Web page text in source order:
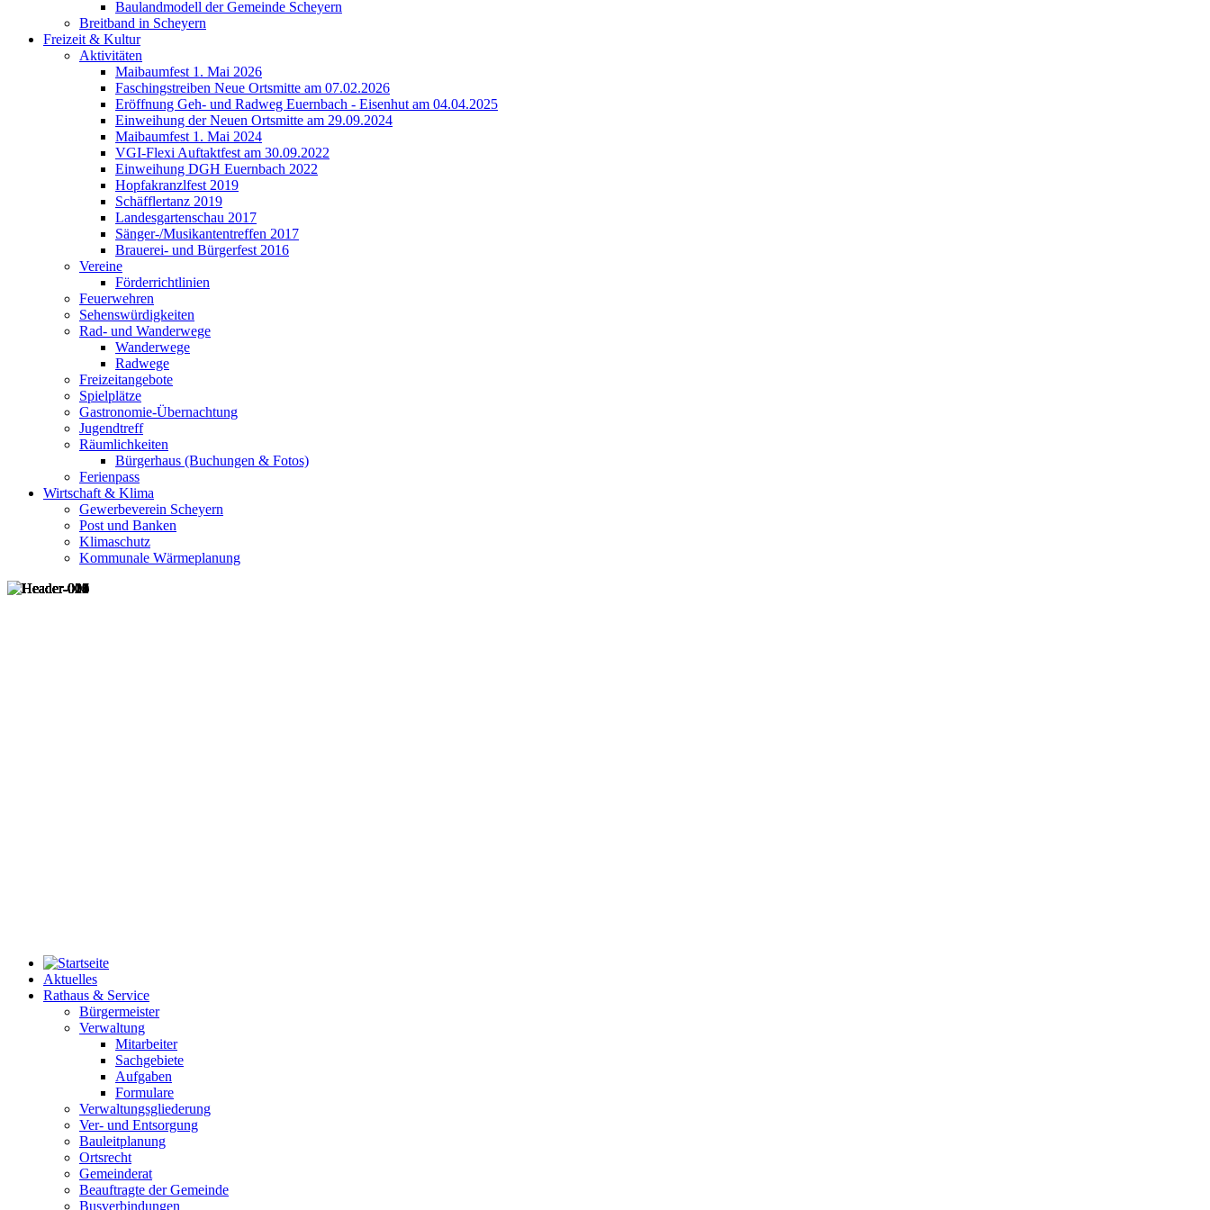
Baulandmodell der Gemeinde Scheyern
Breitband in Scheyern
Freizeit & Kultur
Aktivitäten
Maibaumfest 1. Mai 2026
Faschingstreiben Neue Ortsmitte am 07.02.2026
Eröffnung Geh- und Radweg Euernbach - Eisenhut am 04.04.2025
Einweihung der Neuen Ortsmitte am 29.09.2024
Maibaumfest 1. Mai 2024
VGI-Flexi Auftaktfest am 30.09.2022
Einweihung DGH Euernbach 2022
Hopfakranzlfest 2019
Schäfflertanz 2019
Landesgartenschau 2017
Sänger-/Musikantentreffen 2017
Brauerei- und Bürgerfest 2016
Vereine
Förderrichtlinien
Feuerwehren
Sehenswürdigkeiten
Rad- und Wanderwege
Wanderwege
Radwege
Freizeitangebote
Spielplätze
Gastronomie-Übernachtung
Jugendtreff
Räumlichkeiten
Bürgerhaus (Buchungen & Fotos)
Ferienpass
Wirtschaft & Klima
Gewerbeverein Scheyern
Post und Banken
Klimaschutz
Kommunale Wärmeplanung
Aktuelles
Rathaus & Service
Bürgermeister
Verwaltung
Mitarbeiter
Sachgebiete
Aufgaben
Formulare
Verwaltungsgliederung
Ver- und Entsorgung
Bauleitplanung
Ortsrecht
Gemeinderat
Beauftragte der Gemeinde
Busverbindungen